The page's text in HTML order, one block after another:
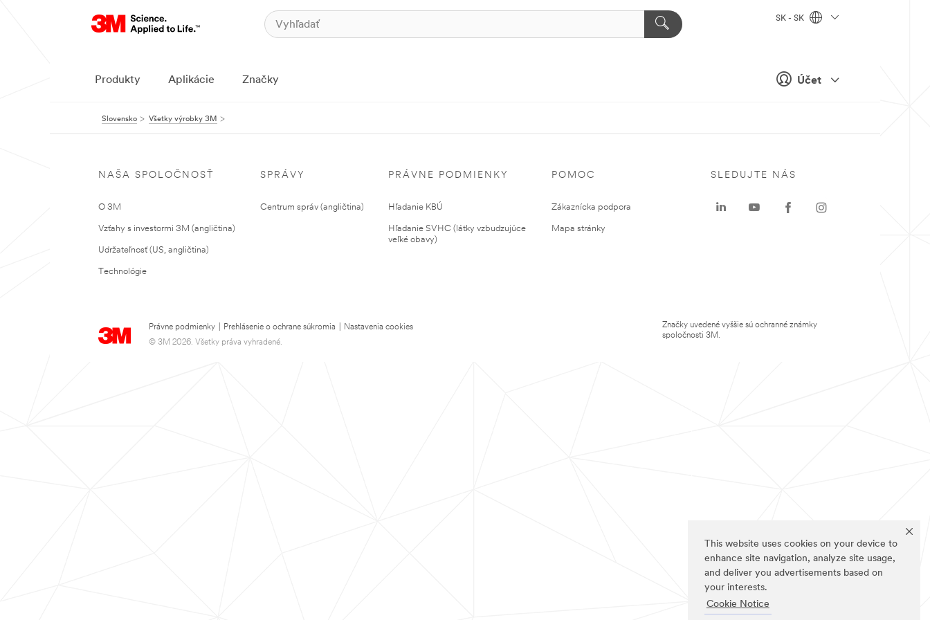
This website uses cookies on your device to
enhance site navigation, analyze site usage,
and deliver you advertisements based on
your interests.
Cookie Notice
Účet
SK - SK
Produkty Aplikácie Značky
Slovensko Všetky výrobky 3M
NAŠA SPOLOČNOSŤ
O 3M
Vzťahy s investormi 3M (angličtina)
Udržateľnosť (US, angličtina)
Technológie
SPRÁVY
Centrum správ (angličtina)
PRÁVNE PODMIENKY
Hľadanie KBÚ
Hľadanie SVHC (látky vzbudzujúce
veľké obavy)
POMOC
Zákaznícka podpora
Mapa stránky
Právne podmienky Prehlásenie o ochrane súkromia
Nastavenia cookies
© 3M 2026. Všetky práva vyhradené.
SLEDUJTE NÁS
Značky uvedené vyššie sú ochranné známky
spoločnosti 3M.